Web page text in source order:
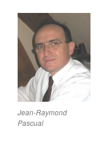
Jean-Raymond
Pascual